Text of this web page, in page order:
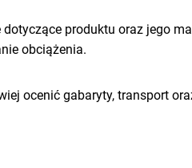
produktu oraz jego
obciążenia.
ocenić gabaryty, transport